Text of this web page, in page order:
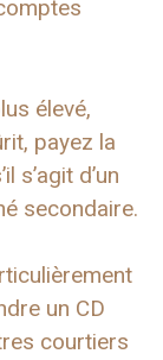
élevé,
payez la
s’agit d’un
secondaire.
un CD
courtiers